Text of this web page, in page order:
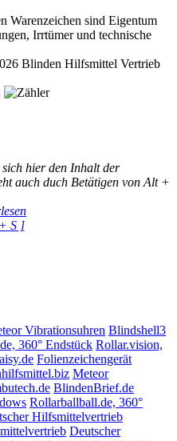
Warenzeichen sind Eigentum
Irrtümer und technische
Blinden Hilfsmittel Vertrieb
hier den Inhalt der
auch duch Betätigen von Alt +
S ]
Vibrationsuhren Blindshell3
360° Endstück Rollar.vision,
Folienzeichengerät
Meteor
BlindenBrief.de
Rollarballball.de, 360°
Hilfsmittelvertrieb
Deutscher